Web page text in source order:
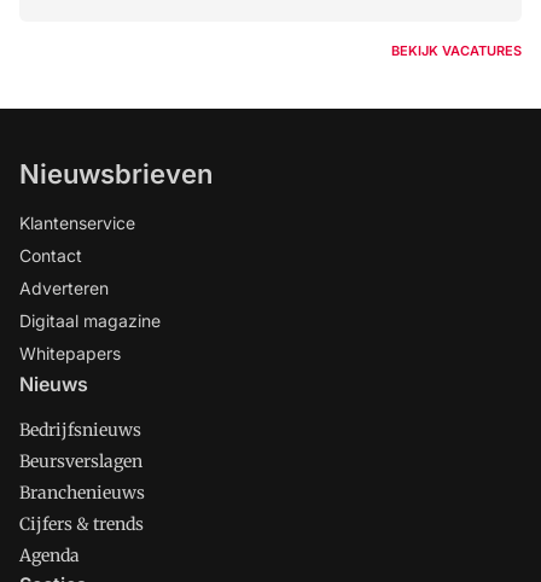
BEKIJK VACATURES
Nieuwsbrieven
Klantenservice
Contact
Adverteren
Digitaal magazine
Whitepapers
Nieuws
Bedrijfsnieuws
Beursverslagen
Branchenieuws
Cijfers & trends
Agenda